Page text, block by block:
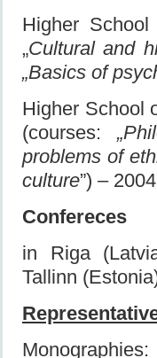
Higher
„Cultural and
„Basics of
Higher School
(courses:
problems of
culture”) –
Confereces
in Riga
Tallinn
Monographies: